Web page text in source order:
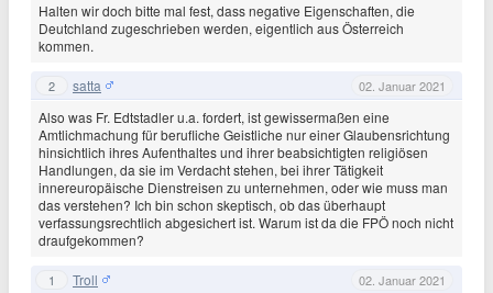
Halten wir doch bitte mal fest, dass negative Eigenschaften, die
Deutchland zugeschrieben werden, eigentlich aus Österreich
kommen.
2 satta 02. Januar 2021
Also was Fr. Edtstadler u.a. fordert, ist gewissermaßen eine
Amtlichmachung für berufliche Geistliche nur einer Glaubensrichtung
hinsichtlich ihres Aufenthaltes und ihrer beabsichtigten religiösen
Handlungen, da sie im Verdacht stehen, bei ihrer Tätigkeit
innereuropäische Dienstreisen zu unternehmen, oder wie muss man
das verstehen? Ich bin schon skeptisch, ob das überhaupt
verfassungsrechtlich abgesichert ist. Warum ist da die FPÖ noch nicht
draufgekommen?
1 Troll 02. Januar 2021